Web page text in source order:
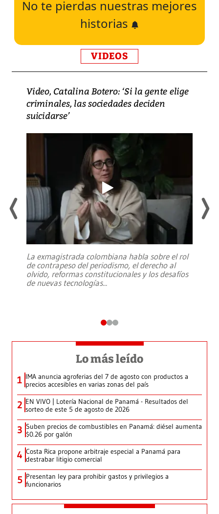
No te pierdas nuestras mejores
historias
VIDEOS
Video, Catalina Botero: ‘Si la gente elige
criminales, las sociedades deciden
suicidarse’
La exmagistrada colombiana habla sobre el rol
de contrapeso del periodismo, el derecho al
olvido, reformas constitucionales y los desafíos
de nuevas tecnologías...
Lo más leído
1 IMA anuncia agroferias del 7 de agosto con productos a
precios accesibles en varias zonas del país
2 EN VIVO | Lotería Nacional de Panamá - Resultados del
sorteo de este 5 de agosto de 2026
3 Suben precios de combustibles en Panamá: diésel aumenta
$0.26 por galón
4 Costa Rica propone arbitraje especial a Panamá para
destrabar litigio comercial
5 Presentan ley para prohibir gastos y privilegios a
funcionarios